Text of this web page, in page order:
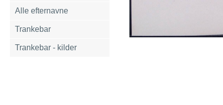
Alle efternavne
Trankebar
Trankebar - kilder